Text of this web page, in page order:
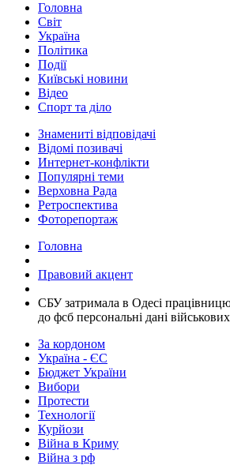
Головна
Світ
Україна
Політика
Події
Київські новини
Відео
Спорт та діло
Знамениті відповідачі
Відомі позивачі
Интернет-конфлікти
Популярні теми
Верховна Рада
Ретроспектива
Фоторепортаж
Головна
Правовий акцент
​СБУ затримала в Одесі
до фсб персональні дані
За кордоном
Україна - ЄС
Бюджет України
Вибори
Протести
Технології
Курйози
Війна в Криму
Війна з рф